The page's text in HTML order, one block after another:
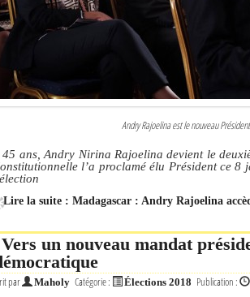
Andry Rajoelina est le nouveau
45 ans, Andry Nirina Rajoelina devient le
l’a proclamé élu Président ce
Lire la suite : Madagascar : Andry Rajoelina
Vers un nouveau mandat
par Maholy Catégorie : Élections 2018 Publication :